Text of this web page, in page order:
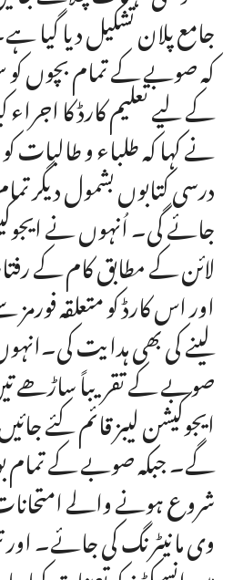
جامع پلان تشکیل دیا گیا
کہ صوبے کے تمام بچوں کو
کے لیے تعلیم کارڈ کا
نے کہا کہ طلباء و
درسی کتابوں بشمول دیگر
جائے گی۔ اُنہوں نے
لائن کے مطابق کام کے
اور اس کارڈ کو متعلقہ
لینے کی بھی ہدایت
صوبے کے تقریباً ساڑھے
گے۔ جبکہ صوبے کے تمام
شروع ہونے والے
وی مانیٹرنگ کی جائے۔ اور